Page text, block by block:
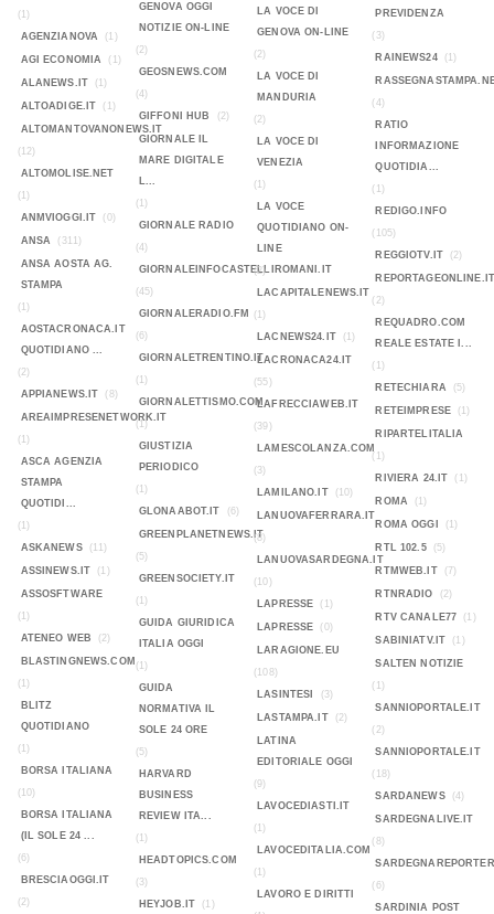
(1)
AGENZIANOVA
(1)
AGI ECONOMIA (1)
ALANEWS.IT (1)
ALTOADIGE.IT (1)
ALTOMANTOVANONEWS.IT
(12)
ALTOMOLISE.NET
(1)
ANMVIOGGI.IT
(0)
ANSA (311)
ANSA AOSTA AG.
STAMPA
(1)
AOSTACRONACA.IT
QUOTIDIANO ...
(2)
APPIANEWS.IT
(8)
AREAIMPRESENETWORK.IT
(1)
ASCA AGENZIA
STAMPA
QUOTIDI...
(1)
ASKANEWS
(11)
ASSINEWS.IT (1)
ASSOSFTWARE
(1)
ATENEO WEB
(2)
BLASTINGNEWS.COM
(1)
BLITZ
QUOTIDIANO
(1)
BORSA ITALIANA
(10)
BORSA ITALIANA
(IL SOLE 24 ...
(6)
BRESCIAOGGI.IT
(2)
GENOVA OGGI
NOTIZIE ON-LINE
(2)
GEOSNEWS.COM
(4)
GIFFONI HUB
(2)
GIORNALE IL
MARE DIGITALE
L...
(1)
GIORNALE RADIO
(4)
GIORNALEINFOCASTELLIROMANI.IT
(45)
GIORNALERADIO.FM
(6)
GIORNALETRENTINO.IT
(1)
GIORNALETTISMO.COM
(1)
GIUSTIZIA
PERIODICO
(1)
GLONAABOT.IT
(6)
GREENPLANETNEWS.IT
(5)
GREENSOCIETY.IT
(1)
GUIDA GIURIDICA
ITALIA OGGI
(1)
GUIDA
NORMATIVA IL
SOLE 24 ORE
(5)
HARVARD
BUSINESS
REVIEW ITA...
(1)
HEADTOPICS.COM
(3)
HEYJOB.IT
(1)
LA VOCE DI
GENOVA ON-LINE
(2)
LA VOCE DI
MANDURIA
(2)
LA VOCE DI
VENEZIA
(1)
LA VOCE
QUOTIDIANO ON-
LINE
(2)
LACAPITALENEWS.IT
(1)
LACNEWS24.IT
(1)
LACRONACA24.IT
(55)
LAFRECCIAWEB.IT
(39)
LAMESCOLANZA.COM
(3)
LAMILANO.IT
(10)
LANUOVAFERRARA.IT
(8)
LANUOVASARDEGNA.IT
(10)
LAPRESSE
(1)
LAPRESSE (0)
LARAGIONE.EU
(108)
LASINTESI
(3)
LASTAMPA.IT (2)
LATINA
EDITORIALE OGGI
(9)
LAVOCEDIASTI.IT
(1)
LAVOCEDITALIA.COM
(1)
LAVORO E DIRITTI
PREVIDENZA
(3)
RAINEWS24
(1)
(4)
RATIO
INFORMAZIONE
QUOTIDIA...
(1)
REDIGO.INFO
(105)
REGGIOTV.IT
(2)
REPORTAGEONLINE.IT
(2)
REQUADRO.COM
REALE ESTATE I...
(1)
RETECHIARA
(5)
RETEIMPRESE (1)
RIPARTELITALIA
(1)
RIVIERA 24.IT
(1)
ROMA (1)
ROMA OGGI (1)
RTL 102.5 (5)
RTMWEB.IT (7)
RTNRADIO (2)
RTV CANALE77 (1)
SABINIATV.IT (1)
SALTEN NOTIZIE
(1)
SANNIOPORTALE.IT
(2)
SANNIOPORTALE.IT
(18)
SARDANEWS
(4)
SARDEGNALIVE.IT
(8)
(6)
SARDINIA POST